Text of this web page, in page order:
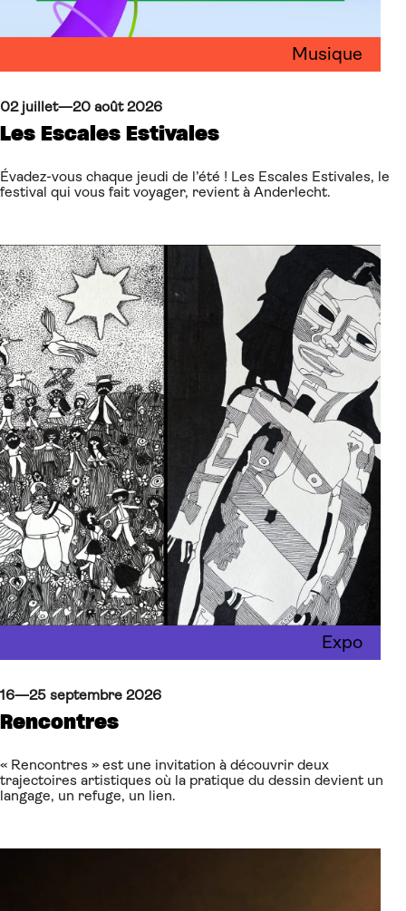
Musique
02 juillet—20 août 2026
Les Escales Estivales
Évadez-vous chaque jeudi de l’été ! Les Escales Estivales, le
festival qui vous fait voyager, revient à Anderlecht.
Expo
16—25 septembre 2026
Rencontres
« Rencontres » est une invitation à découvrir deux
trajectoires artistiques où la pratique du dessin devient un
langage, un refuge, un lien.